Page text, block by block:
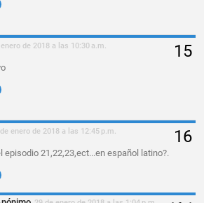
de 2018 a las 10:30 a.m.
enero de 2018 a las 12:45 p.m.
episodio 21,22,23,ect...en español latino?.